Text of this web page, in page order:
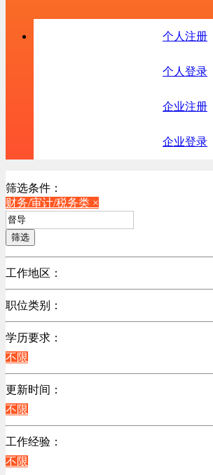
个人注册
个人登录
企业注册
企业登录
筛选条件：
财务/审计/税务类 ×
筛选
工作地区：
不限
职位类别：
不限
机械制造/仪器仪表类
计算机硬件类
销售管理类
计算机软件类
贸易/物流/仓储/采购类
客服及凯发娱乐网址的技术支持类
电子/电器/半导体类
学历要求：
不限
更新时间：
不限
工作经验：
不限